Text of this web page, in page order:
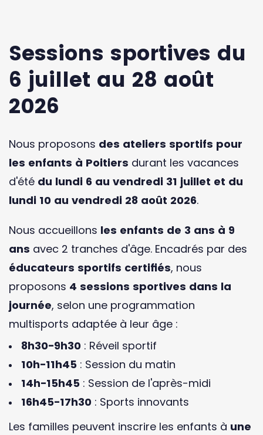
Sessions sportives du
6 juillet au 28 août
2026
Nous proposons des ateliers sportifs pour
les enfants à Poitiers durant les vacances
d'été du lundi 6 au vendredi 31 juillet et du
lundi 10 au vendredi 28 août 2026.
Nous accueillons les enfants de 3 ans à 9
ans avec 2 tranches d'âge. Encadrés par des
éducateurs sportifs certifiés, nous
proposons 4 sessions sportives dans la
journée, selon une programmation
multisports adaptée à leur âge :
8h30-9h30 : Réveil sportif
10h-11h45 : Session du matin
14h-15h45 : Session de l'après-midi
16h45-17h30 : Sports innovants
Les familles peuvent inscrire les enfants à une